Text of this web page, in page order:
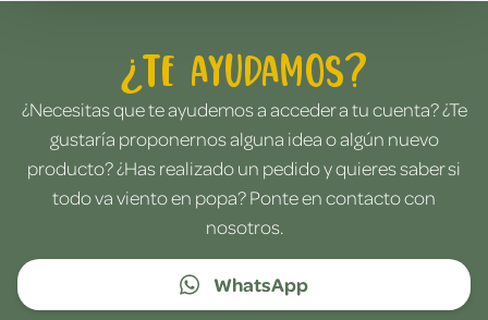
¿Te ayudamos?
¿Necesitas que te ayudemos a acceder a tu cuenta? ¿Te
gustaría proponernos alguna idea o algún nuevo
producto? ¿Has realizado un pedido y quieres saber si
todo va viento en popa? Ponte en contacto con
nosotros.
WhatsApp